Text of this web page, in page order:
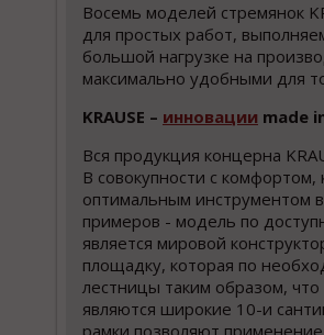
Восемь моделей стремянок
для простых работ,
большой нагрузке на
максимально удобными для
KRAUSE – инновации made
Вся продукция концерна
В совокупности с
оптимальным инструментом
примеров - модель по
является мировой
площадку, которая по
лестницы таким образом,
являются широкие 10-и
рамки позволяют